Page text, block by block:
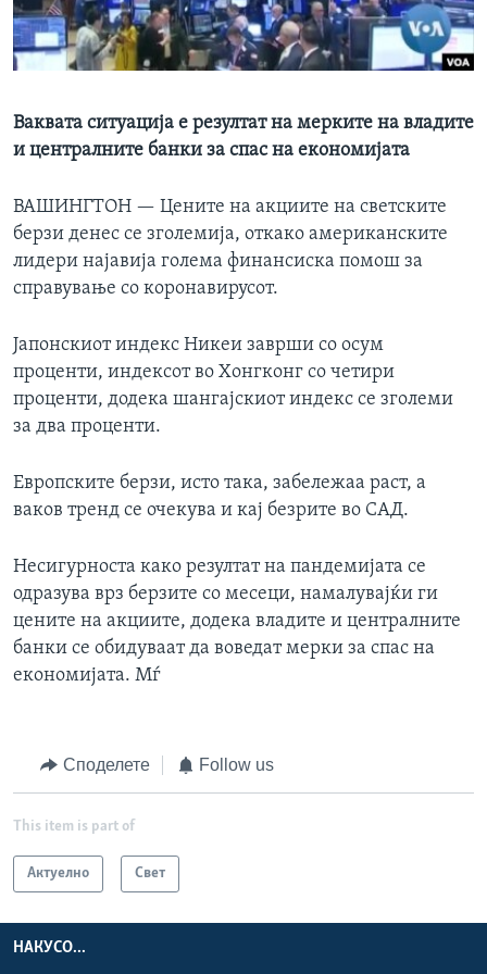
ИНТЕРВЈУА
Јазици
Ваквата ситуација е резултат на мерките на владите
и централните банки за спас на економијата
ВАШИНГТОН — Цените на акциите на светските
берзи денес се зголемија, откако американските
лидери најавија голема финансиска помош за
справување со коронавирусот.
Јапонскиот индекс Никеи заврши со осум
проценти, индексот во Хонгконг со четири
проценти, додека шангајскиот индекс се зголеми
за два проценти.
Европските берзи, исто така, забележаа раст, а
ваков тренд се очекува и кај безрите во САД.
Несигурноста како резултат на пандемијата се
одразува врз берзите со месеци, намалувајќи ги
цените на акциите, додека владите и централните
банки се обидуваат да воведат мерки за спас на
економијата. Мѓ
Споделете Follow us
This item is part of
Актуелно Свет
НАКУСО...